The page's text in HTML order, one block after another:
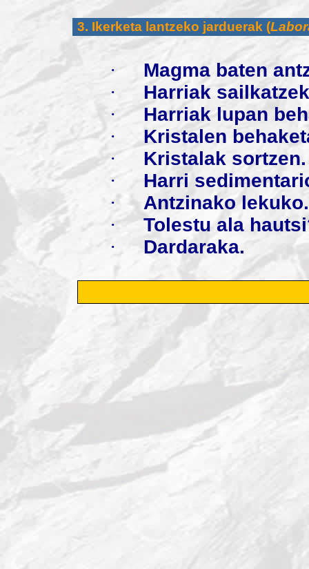
3. Ikerketa lantzeko jarduerak (
·
Magma baten
·
Harriak
·
Harriak lupan
·
Kristalen
·
Kristalak sortzen.
·
Harri
·
Antzinako lekuko.
·
Tolestu ala
·
Dardaraka.